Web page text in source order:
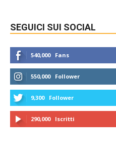
SEGUICI SUI SOCIAL
540,000 Fans
550,000 Follower
9,300 Follower
290,000 Iscritti